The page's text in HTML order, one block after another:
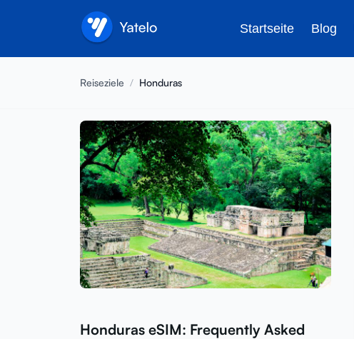
Startseite Blog
Reiseziele / Honduras
Honduras eSIM: Frequently Asked